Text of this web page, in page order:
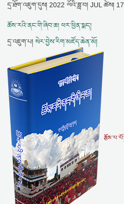
དྲ་ཐོག་འཇུག་དུས། 2022 ལོའི་ཟླ་བ། JUL ཚེས།
ཆོས་རའི་ནང་གི་ཞིབ་ཆ། ཕར་ཕྱིན་སྨད།
དྲ་འཇུག་པ། སེར་བྱེས་རིག་མཛོད་ཆེན་མོ།
རྩོམ་པ་པོ།